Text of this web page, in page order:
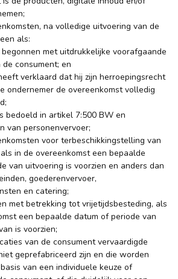
na volledige uitvoering van de
als:
met uitdrukkelijke voorafgaande
consument; en
verklaard dat hij zijn herroepingsrecht
ondernemer de overeenkomst volledig
bedoeld in artikel 7:500 BW en
van personenvervoer;
voor terbeschikkingstelling van
in de overeenkomst een bepaalde
van uitvoering is voorzien en anders dan
goederenvervoer,
en catering;
met betrekking tot vrijetijdsbesteding, als
een bepaalde datum of periode van
is voorzien;
van de consument vervaardigde
geprefabriceerd zijn en die worden
van een individuele keuze of